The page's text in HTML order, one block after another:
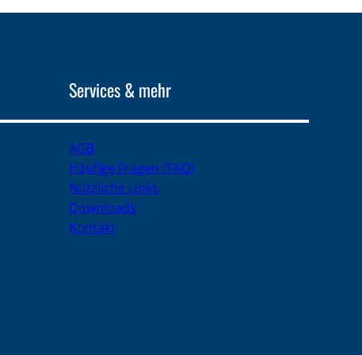
Services & mehr
AGB
Häufige Fragen (FAQ)
Nützliche Links
Downloads
Kontakt